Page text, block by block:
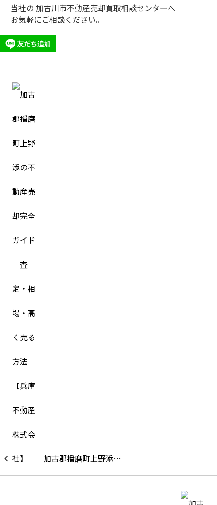
当社の 加古川市不動産売却買取相談センターへ
お気軽にご相談ください。
加古郡播磨町上野添…